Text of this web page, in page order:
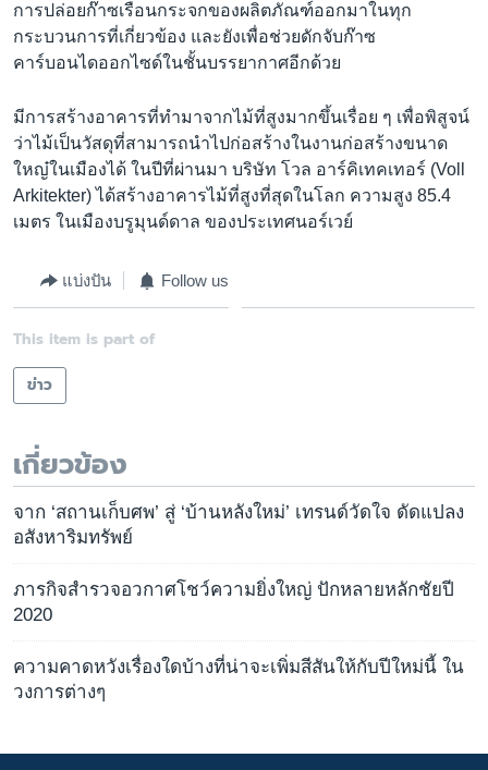
การปล่อยก๊าซเรือนกระจกของผลิตภัณฑ์ออกมาในทุก
กระบวนการที่เกี่ยวข้อง และยังเพื่อช่วยดักจับก๊าซ
คาร์บอนไดออกไซด์ในชั้นบรรยากาศอีกด้วย
มีการสร้างอาคารที่ทำมาจากไม้ที่สูงมากขึ้นเรื่อย ๆ เพื่อพิสูจน์
ว่าไม้เป็นวัสดุที่สามารถนำไปก่อสร้างในงานก่อสร้างขนาด
ใหญ๋ในเมืองได้ ในปีที่ผ่านมา บริษัท โวล อาร์คิเทคเทอร์ (Voll
Arkitekter) ได้สร้างอาคารไม้ที่สูงที่สุดในโลก ความสูง 85.4
เมตร ในเมืองบรูมุนด์ดาล ของประเทศนอร์เวย์
แบ่งปัน Follow us
This item is part of
ข่าว
เกี่ยวข้อง
จาก ‘สถานเก็บศพ’ สู่ ‘บ้านหลังใหม่’ เทรนด์วัดใจ ดัดแปลง
อสังหาริมทรัพย์
ภารกิจสำรวจอวกาศโชว์ความยิ่งใหญ่ ปักหลายหลักชัยปี
2020
ความคาดหวังเรื่องใดบ้างที่น่าจะเพิ่มสีสันให้กับปีใหม่นี้ ใน
วงการต่างๆ